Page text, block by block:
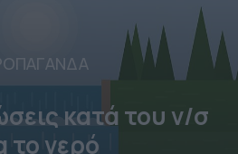
κατά του ν/σ
το νερό